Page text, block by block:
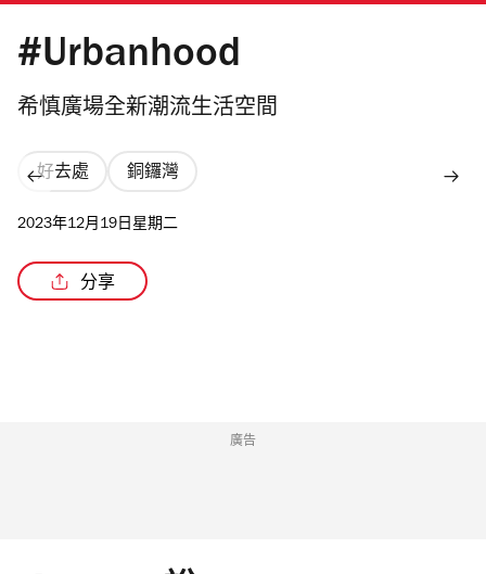
#Urbanhood
希慎廣場全新潮流生活空間
好去處 銅鑼灣
2023年12月19日星期二
分享
廣告